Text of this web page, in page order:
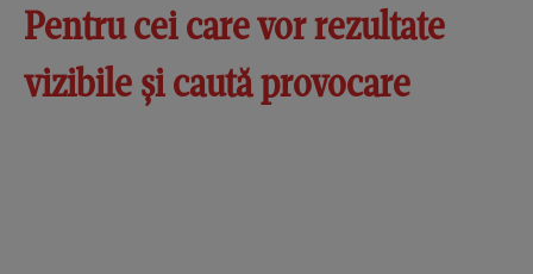
Pentru cei care vor rezultate
vizibile și caută provocare